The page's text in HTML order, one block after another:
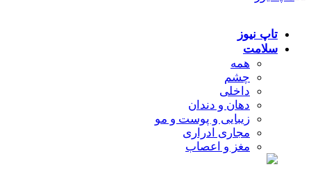
تاپ نیوز
سلامت
همه
چشم
داخلی
دهان و دندان
زیبایی و پوست و مو
مجاری ادراری
مغز و اعصاب